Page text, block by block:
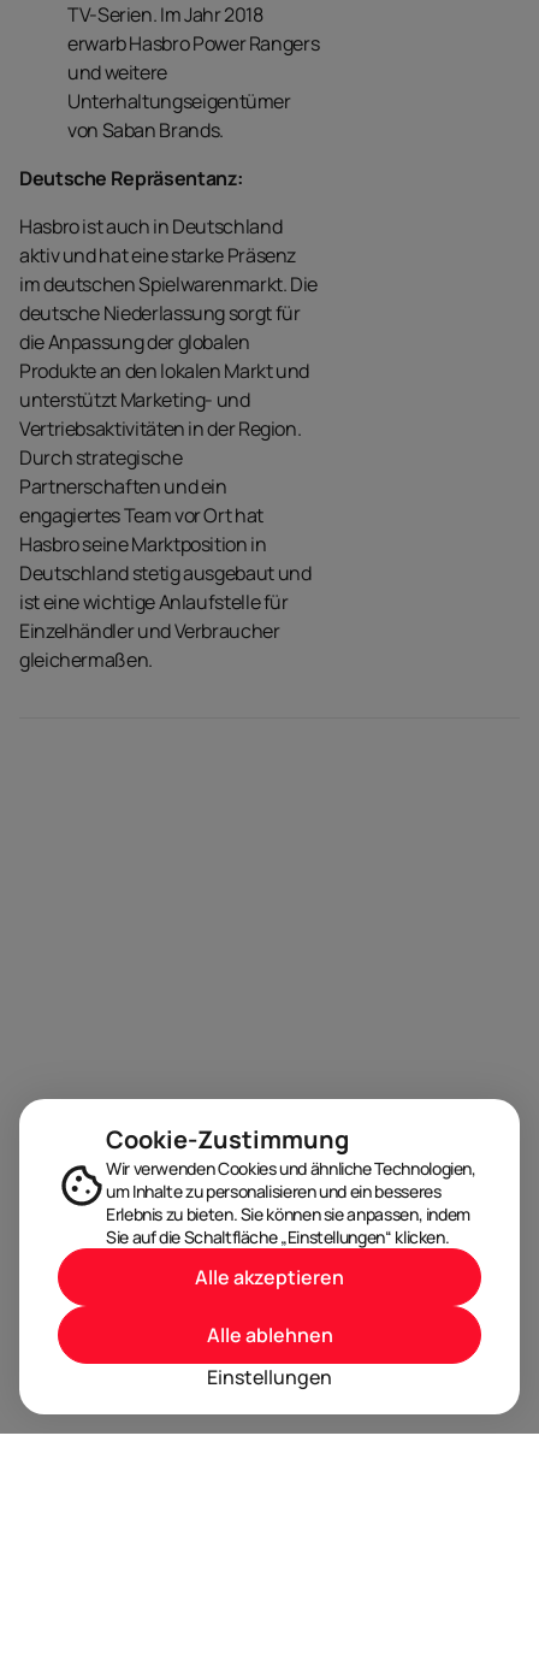
TV-Serien. Im Jahr 2018
erwarb Hasbro Power Rangers
und weitere
Unterhaltungseigentümer
von Saban Brands.
Deutsche Repräsentanz:
Hasbro ist auch in Deutschland
aktiv und hat eine starke Präsenz
im deutschen Spielwarenmarkt. Die
deutsche Niederlassung sorgt für
die Anpassung der globalen
Produkte an den lokalen Markt und
unterstützt Marketing- und
Vertriebsaktivitäten in der Region.
Durch strategische
Partnerschaften und ein
engagiertes Team vor Ort hat
Hasbro seine Marktposition in
Deutschland stetig ausgebaut und
ist eine wichtige Anlaufstelle für
Einzelhändler und Verbraucher
gleichermaßen.
Cookie-Zustimmung
Wir verwenden Cookies und ähnliche Technologien,
um Inhalte zu personalisieren und ein besseres
Erlebnis zu bieten. Sie können sie anpassen, indem
Sie auf die Schaltfläche „Einstellungen“ klicken.
Einstellungen
Alle ablehnen
Alle akzeptieren